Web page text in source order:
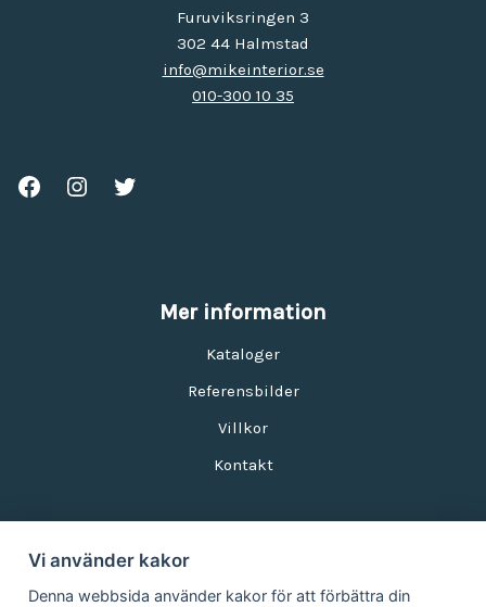
Furuviksringen 3
302 44 Halmstad
info@mikeinterior.se
010-300 10 35
Mer information
Kataloger
Referensbilder
Villkor
Kontakt
Vi använder kakor
Denna webbsida använder kakor för att förbättra din